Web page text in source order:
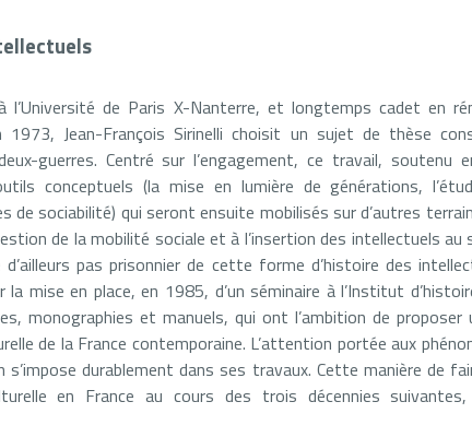
l’Université de Paris X-Nanterre, et longtemps cadet en
1973, Jean-François Sirinelli choisit un sujet de thèse
guerres. Centré sur l’engagement, ce travail, soutenu
conceptuels (la mise en lumière de générations,
de sociabilité) qui seront ensuite mobilisés sur d’autres
de la mobilité sociale et à l’insertion des intellectuels au
pas prisonnier de cette forme d’histoire des
mise en place, en 1985, d’un séminaire à l’Institut
monographies et manuels, qui ont l’ambition de proposer
de la France contemporaine. L’attention portée aux
s’impose durablement dans ses travaux. Cette manière de
en France au cours des trois décennies